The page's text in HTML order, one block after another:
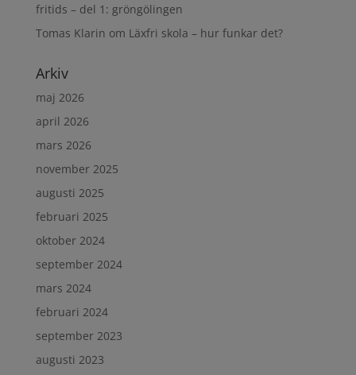
fritids – del 1: gröngölingen
Tomas Klarin om Läxfri skola – hur funkar det?
Arkiv
maj 2026
april 2026
mars 2026
november 2025
augusti 2025
februari 2025
oktober 2024
september 2024
mars 2024
februari 2024
september 2023
augusti 2023